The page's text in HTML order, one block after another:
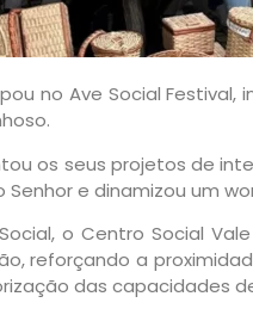
no Ave Social Festival,
os seus projetos de
e dinamizou um
o Centro Social
reforçando a
das capacidades